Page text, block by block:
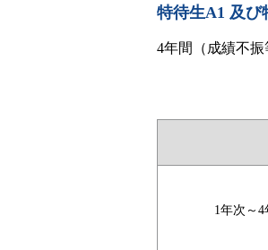
特待生A1 及び
4年間（成績不振
1年次～4